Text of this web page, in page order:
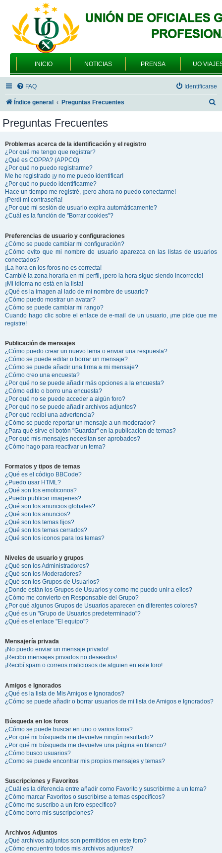
INICIO NOTICIAS PRENSA UO
FAQ Identificarse
Índice general Preguntas Frecuentes
Preguntas Frecuentes
Problemas acerca de la identificación y el registro
¿Por qué me tengo que registrar?
¿Qué es COPPA? (APPCO)
¿Por qué no puedo registrarme?
Me he registrado ¡y no me puedo identificar!
¿Por qué no puedo identificarme?
Hace un tiempo me registré, ¡pero ahora no puedo conectarme!
¡Perdí mi contraseña!
¿Por qué mi sesión de usuario expira automáticamente?
¿Cuál es la función de "Borrar cookies"?
Preferencias de usuario y configuraciones
¿Cómo se puede cambiar mi configuración?
¿Cómo evito que mi nombre de usuario aparezca en las listas de usuarios
conectados?
¡La hora en los foros no es correcta!
Cambié la zona horaria en mi perfil, ¡pero la hora sigue siendo incorrecto!
¡Mi idioma no está en la lista!
¿Qué es la imagen al lado de mi nombre de usuario?
¿Cómo puedo mostrar un avatar?
¿Cómo se puede cambiar mi rango?
Cuando hago clic sobre el enlace de e-mail de un usuario, ¡me pide que me
registre!
Publicación de mensajes
¿Cómo puedo crear un nuevo tema o enviar una respuesta?
¿Cómo se puede editar o borrar un mensaje?
¿Cómo se puede añadir una firma a mi mensaje?
¿Cómo creo una encuesta?
¿Por qué no se puede añadir más opciones a la encuesta?
¿Cómo edito o borro una encuesta?
¿Por qué no se puede acceder a algún foro?
¿Por qué no se puede añadir archivos adjuntos?
¿Por qué recibí una advertencia?
¿Cómo se puede reportar un mensaje a un moderador?
¿Para qué sirve el botón "Guardar" en la publicación de temas?
¿Por qué mis mensajes necesitan ser aprobados?
¿Cómo hago para reactivar un tema?
Formatos y tipos de temas
¿Qué es el código BBCode?
¿Puedo usar HTML?
¿Qué son los emoticonos?
¿Puedo publicar imagenes?
¿Qué son los anuncios globales?
¿Qué son los anuncios?
¿Qué son los temas fijos?
¿Qué son los temas cerrados?
¿Qué son los iconos para los temas?
Niveles de usuario y grupos
¿Qué son los Administradores?
¿Qué son los Moderadores?
¿Qué son los Grupos de Usuarios?
¿Donde están los Grupos de Usuarios y como me puedo unir a ellos?
¿Cómo me convierto en Responsable del Grupo?
¿Por qué algunos Grupos de Usuarios aparecen en diferentes colores?
¿Qué es un "Grupo de Usuarios predeterminado"?
¿Qué es el enlace "El equipo"?
Mensajería privada
¡No puedo enviar un mensaje privado!
¡Recibo mensajes privados no deseados!
¡Recibí spam o correos maliciosos de alguien en este foro!
Amigos e Ignorados
¿Qué es la lista de Mis Amigos e Ignorados?
¿Cómo se puede añadir o borrar usuarios de mi lista de Amigos e Ignorados?
Búsqueda en los foros
¿Cómo se puede buscar en uno o varios foros?
¿Por qué mi búsqueda me devuelve ningún resultado?
¿Por qué mi búsqueda me devuelve una página en blanco?
¿Cómo busco usuarios?
¿Como se puede encontrar mis propios mensajes y temas?
Suscripciones y Favoritos
¿Cuál es la diferencia entre añadir como Favorito y suscribirme a un tema?
¿Cómo marcar Favoritos o suscribirse a temas específicos?
¿Cómo me suscribo a un foro específico?
¿Cómo borro mis suscripciones?
Archivos Adjuntos
¿Qué archivos adjuntos son permitidos en este foro?
¿Cómo encuentro todos mis archivos adjuntos?